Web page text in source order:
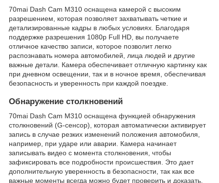
70mai Dash Cam M310 оснащена камерой с высоким
разрешением, которая позволяет захватывать четкие и
детализированные кадры в любых условиях. Благодаря
поддержке разрешения 1080p Full HD, вы получаете
отличное качество записи, которое позволит легко
распознавать номера автомобилей, лица людей и другие
важные детали. Камера обеспечивает отличную картинку как
при дневном освещении, так и в ночное время, обеспечивая
безопасность и уверенность при каждой поездке.
Обнаружение столкновений
70mai Dash Cam M310 оснащена функцией обнаружения
столкновений (G-сенсор), которая автоматически активирует
запись в случае резких изменений положения автомобиля,
например, при ударе или аварии. Камера начинает
записывать видео с момента столкновения, чтобы
зафиксировать все подробности происшествия. Это дает
дополнительную уверенность в безопасности, так как все
важные моменты всегда можно будет проверить и доказать.